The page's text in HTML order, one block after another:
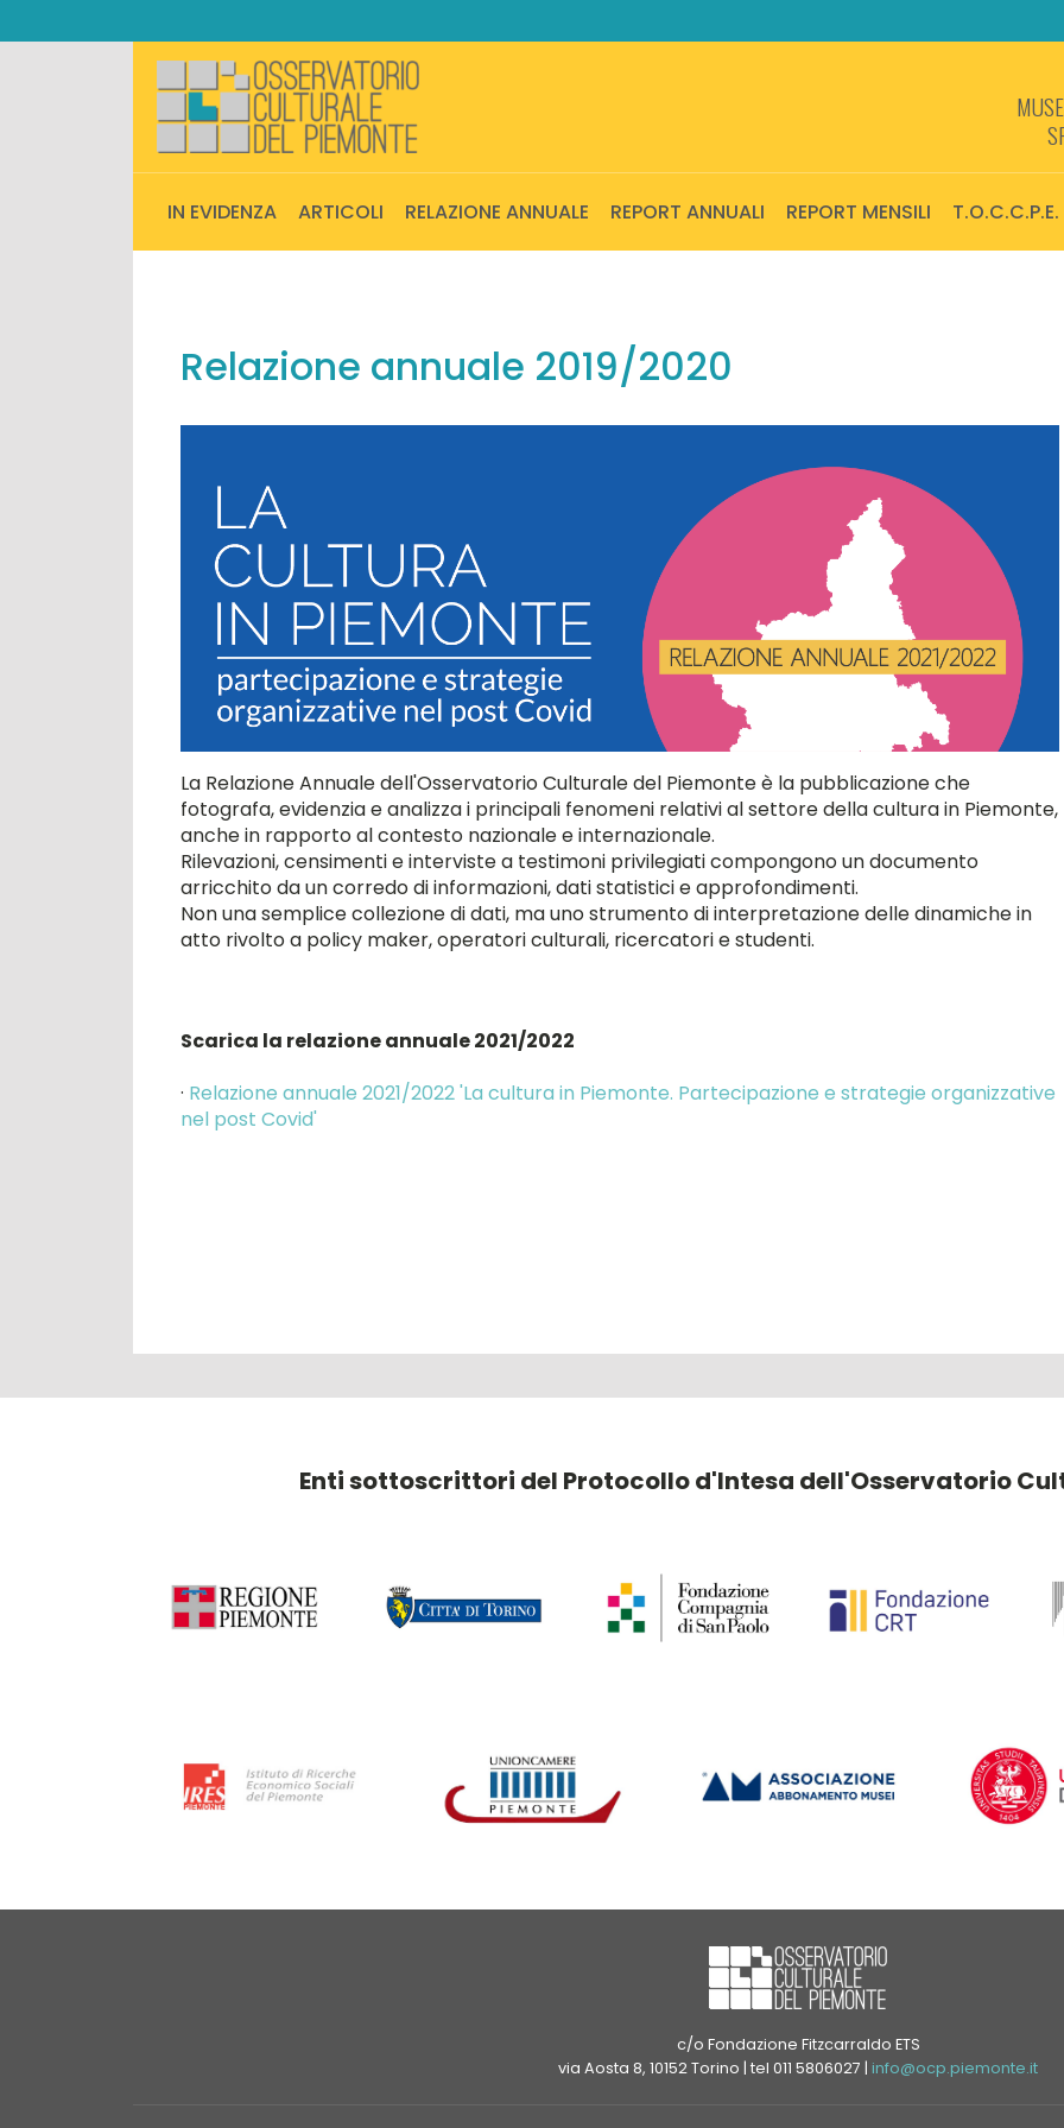
IN EVIDENZA ARTICOLI RELAZIONE ANNUALE REPORT ANNUALI REPORT MENSILI T.O.C.C.P.E.
Relazione annuale 2019/2020
La Relazione Annuale dell'Osservatorio Culturale del Piemonte è la pubblicazione che
fotografa, evidenzia e analizza i principali fenomeni relativi al settore della cultura in Piemonte,
anche in rapporto al contesto nazionale e internazionale.
Rilevazioni, censimenti e interviste a testimoni privilegiati compongono un documento
arricchito da un corredo di informazioni, dati statistici e approfondimenti.
Non una semplice collezione di dati, ma uno strumento di interpretazione delle dinamiche in
atto rivolto a policy maker, operatori culturali, ricercatori e studenti.
Scarica la relazione annuale 2021/2022
· Relazione annuale 2021/2022 'La cultura in Piemonte. Partecipazione e strategie organizzative
nel post Covid'
Enti sottoscrittori del Protocollo d'Intesa dell'Osservatorio
c/o Fondazione Fitzcarraldo ETS
via Aosta 8, 10152 Torino | tel 011 5806027 | info@ocp.piemonte.it